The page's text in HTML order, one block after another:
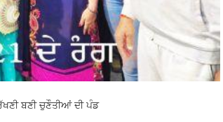
ਬਣੀ ਚੁਣੌਤੀਆਂ ਦੀ ਪੰਡ